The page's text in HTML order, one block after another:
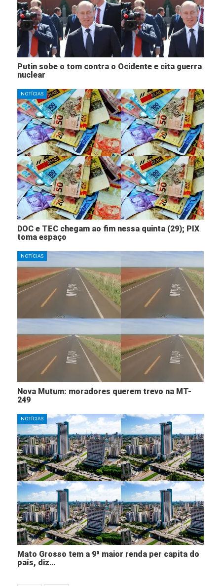
Putin sobe o tom contra o Ocidente e cita guerra
nuclear
NOTÍCIAS
DOC e TEC chegam ao fim nessa quinta (29); PIX
toma espaço
NOTÍCIAS
Nova Mutum: moradores querem trevo na MT-
249
NOTÍCIAS
Mato Grosso tem a 9ª maior renda per capita do
país, diz…